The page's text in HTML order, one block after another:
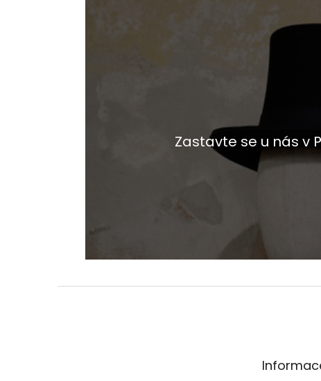
Zastavte se u nás v